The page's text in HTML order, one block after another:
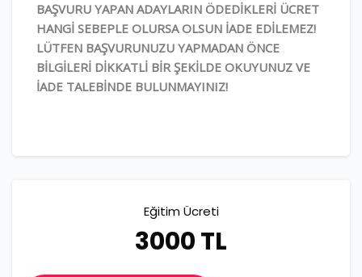
BAŞVURU YAPAN ADAYLARIN ÖDEDİKLERİ ÜCRET
HANGİ SEBEPLE OLURSA OLSUN İADE EDİLEMEZ!
LÜTFEN BAŞVURUNUZU YAPMADAN ÖNCE
BİLGİLERİ DİKKATLİ BİR ŞEKİLDE OKUYUNUZ VE
İADE TALEBİNDE BULUNMAYINIZ!
Eğitim Ücreti
3000 TL